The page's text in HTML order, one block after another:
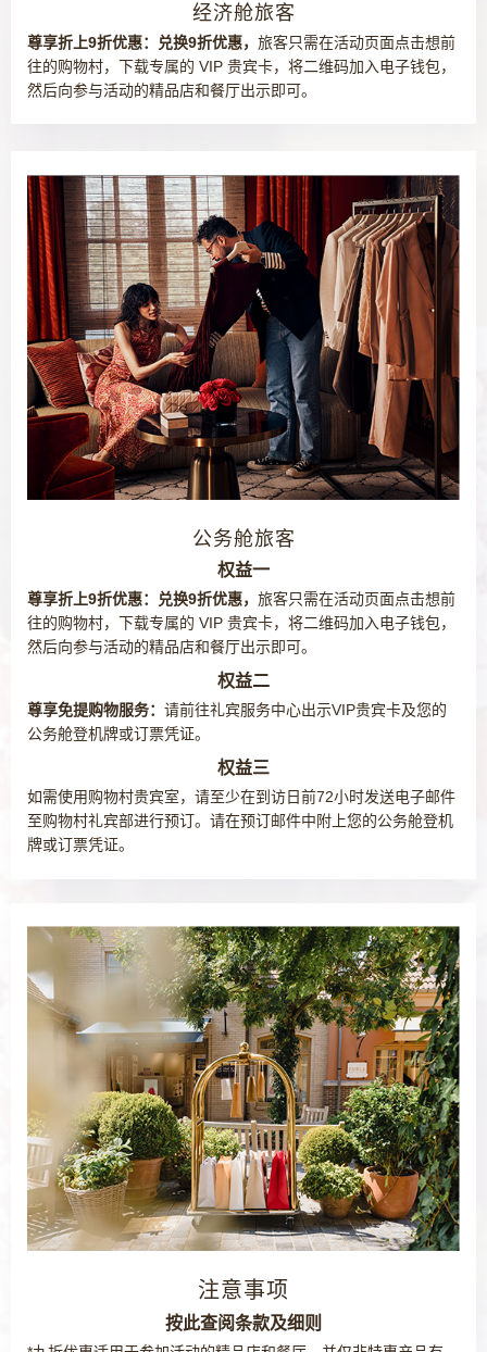
经济舱旅客
尊享折上9折优惠：兑换9折优惠， 旅客只需在活动页面点击想前
往的购物村，下载专属的 VIP 贵宾卡，将二维码加入电子钱包，
然后向参与活动的精品店和餐厅出示即可。
公务舱旅客
权益一
尊享折上9折优惠：兑换9折优惠， 旅客只需在活动页面点击想前
往的购物村，下载专属的 VIP 贵宾卡，将二维码加入电子钱包，
然后向参与活动的精品店和餐厅出示即可。
权益二
尊享免提购物服务： 请前往礼宾服务中心出示VIP贵宾卡及您的
公务舱登机牌或订票凭证。
权益三
如需使用购物村贵宾室，请至少在到访日前72小时发送电子邮件
至购物村礼宾部进行预订。请在预订邮件中附上您的公务舱登机
牌或订票凭证。
注意事项
按此查阅条款及细则